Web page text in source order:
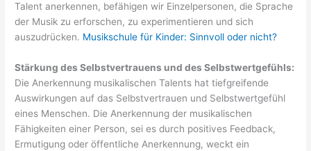
Talent anerkennen, befähigen wir Einzelpersonen, die Sprache
der Musik zu erforschen, zu experimentieren und sich
auszudrücken. Musikschule für Kinder: Sinnvoll oder nicht?
Stärkung des Selbstvertrauens und des Selbstwertgefühls:
Die Anerkennung musikalischen Talents hat tiefgreifende
Auswirkungen auf das Selbstvertrauen und Selbstwertgefühl
eines Menschen. Die Anerkennung der musikalischen
Fähigkeiten einer Person, sei es durch positives Feedback,
Ermutigung oder öffentliche Anerkennung, weckt ein